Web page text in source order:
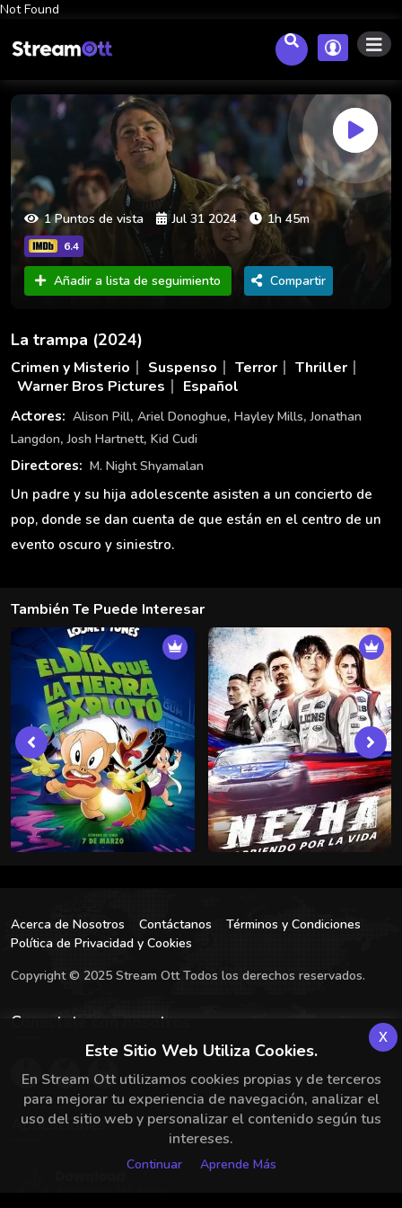
Not Found
1 Puntos de vista Jul 31 2024 1h 45m
6.4
Añadir a lista de seguimiento Compartir
La trampa (2024)
Crimen y Misterio Suspenso Terror
Thriller
Warner Bros Pictures
Español
Actores: Alison Pill, Ariel Donoghue, Hayley Mills,Jonathan
Langdon,Josh Hartnett, Kid Cudi
Directores: M. Night Shyamalan
Un padre y su hija adolescente asisten a un concierto de
pop, donde se dan cuenta de que están en el centro de un
evento oscuro y siniestro.
También Te Puede Interesar
Acerca de Nosotros Contáctanos
Términos y Condiciones
Política de Privacidad y Cookies
Copyright © 2025 Stream Ott Todos los derechos reservados.
Conectate con nosotros
Aplicaciones
Este Sitio Web Utiliza Cookies.
En Stream Ott utilizamos cookies propias y de terceros
para mejorar tu experiencia de navegación, analizar el
uso del sitio web y personalizar el contenido según tus
intereses.
Continuar Aprende Más
x